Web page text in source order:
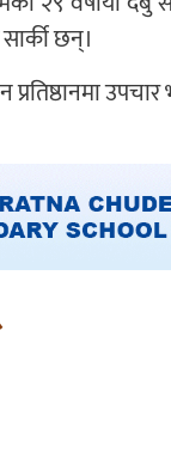
छन्।
प्रतिष्ठानमा